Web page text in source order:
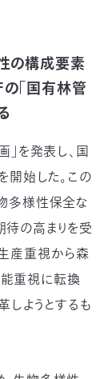
の構成要素
「国有林管
を発表し、国
開始した。この
多様性保全な
の高まりを受
産重視から森
重視に転換
しようとするも